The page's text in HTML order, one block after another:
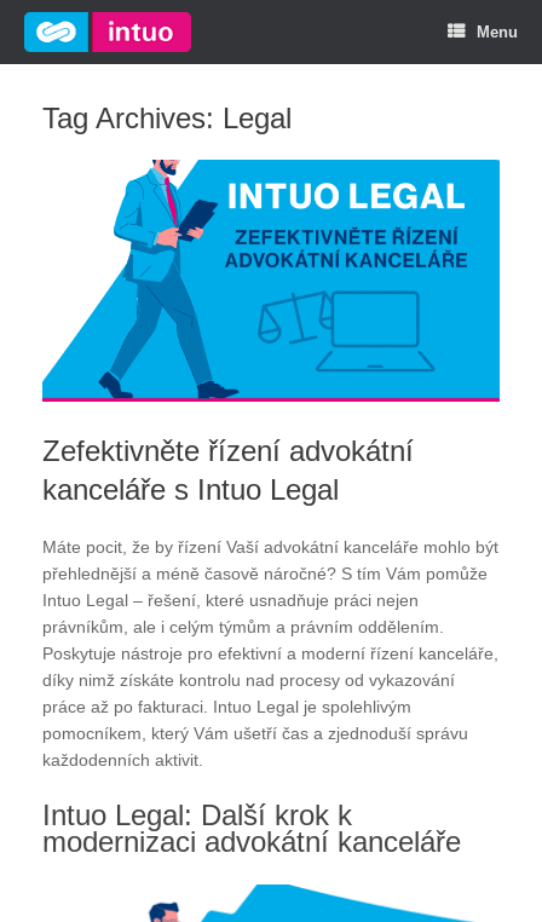
Menu
Tag Archives: Legal
Zefektivněte řízení advokátní
kanceláře s Intuo Legal
Máte pocit, že by řízení Vaší advokátní kanceláře mohlo být
přehlednější a méně časově náročné? S tím Vám pomůže
Intuo Legal – řešení, které usnadňuje práci nejen
právníkům, ale i celým týmům a právním oddělením.
Poskytuje nástroje pro efektivní a moderní řízení kanceláře,
díky nimž získáte kontrolu nad procesy od vykazování
práce až po fakturaci. Intuo Legal je spolehlivým
pomocníkem, který Vám ušetří čas a zjednoduší správu
každodenních aktivit.
Intuo Legal: Další krok k
modernizaci advokátní kanceláře